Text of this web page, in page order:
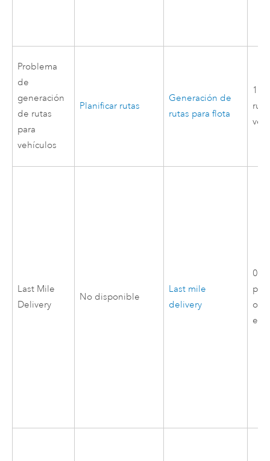
Problema
de
generación
de rutas
para
vehículos
Planificar rutas
Generación de
rutas para flota
1
Last Mile
Delivery
No disponible
Last mile
delivery
0,3
por